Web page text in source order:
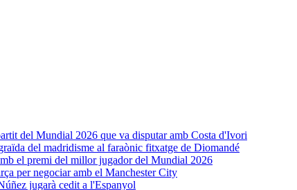
del madridisme al faraònic fitxatge de Diomandé
per negociar amb el Manchester City